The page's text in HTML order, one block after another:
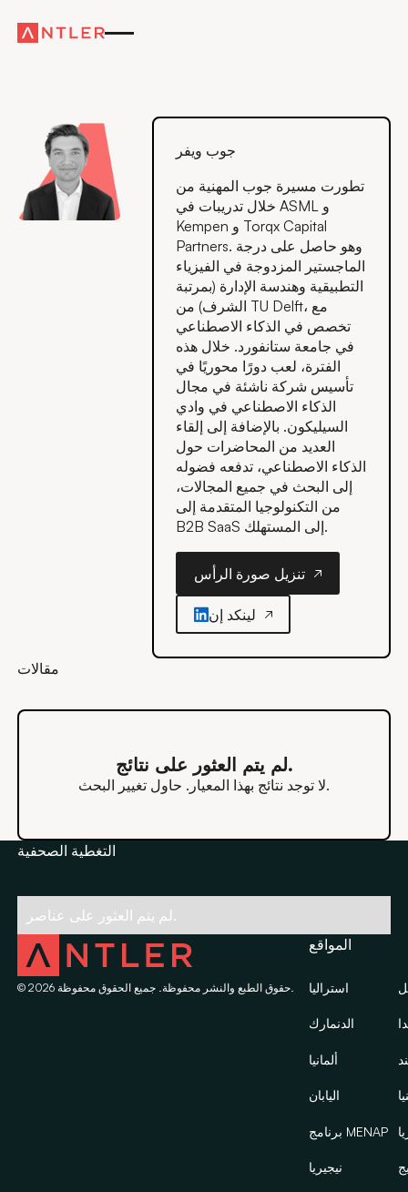
جوب ويفر
تطورت مسيرة جوب المهنية من
خلال تدريبات في ASML و
Kempen و Torqx Capital
Partners. وهو حاصل على درجة
الماجستير المزدوجة في الفيزياء
التطبيقية وهندسة الإدارة (بمرتبة
الشرف) من TU Delft، مع
تخصص في الذكاء الاصطناعي
في جامعة ستانفورد. خلال هذه
الفترة، لعب دورًا محوريًا في
تأسيس شركة ناشئة في مجال
الذكاء الاصطناعي في وادي
السيليكون. بالإضافة إلى إلقاء
العديد من المحاضرات حول
الذكاء الاصطناعي، تدفعه فضوله
إلى البحث في جميع المجالات،
من التكنولوجيا المتقدمة إلى
B2B SaaS إلى المستهلك.
تنزيل صورة الرأستنزيل صورة الرأس
لينكد إن
مقالات
لم يتم العثور على نتائج.
لا توجد نتائج بهذا المعيار. حاول تغيير البحث.
التغطية الصحفية
لم يتم العثور على عناصر.
© 2026 حقوق الطبع والنشر محفوظة. جميع الحقوق محفوظة.
المواقع
استراليا
الدنمارك
ألمانيا
اليابان
برنامج MENAP
نيجيريا